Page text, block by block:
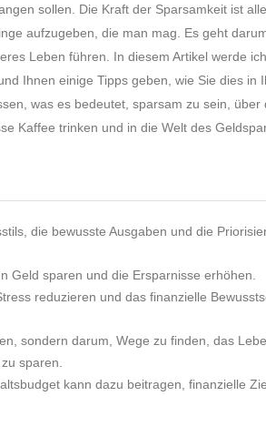
sollen. Die Kraft der Sparsamkeit ist
aufzugeben, die man mag. Es geht
Leben führen. In diesem Artikel werde
Ihnen einige Tipps geben, wie Sie dies in
was es bedeutet, sparsam zu sein,
Kaffee trinken und in die Welt des
die bewusste Ausgaben und die
Geld sparen und die Ersparnisse erhöhen.
reduzieren und das finanzielle
sondern darum, Wege zu finden, das
sparen.
kann dazu beitragen, finanzielle